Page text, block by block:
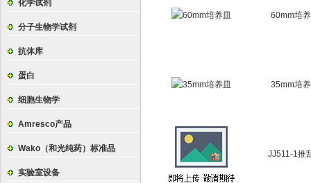
化学试剂
分子生物学试剂
抗体库
蛋白
细胞生物学
Amresco产品
Wako（和光纯药）标准品
实验室设备
60mm培
35mm培
JJ511-1推